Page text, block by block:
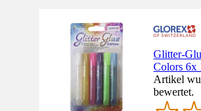
Glitter-
Colors 6x
Artikel
bewertet.